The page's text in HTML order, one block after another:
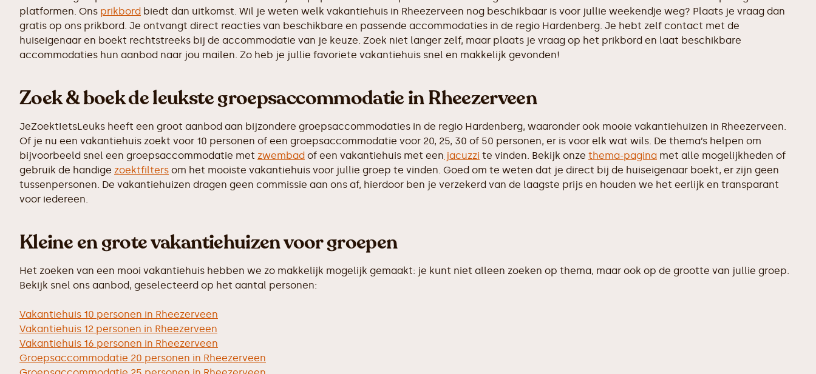
platformen. Ons prikbord biedt dan uitkomst. Wil je weten welk vakantiehuis in Rheezerveen nog beschikbaar is voor jullie weekendje weg? Plaats je vraag dan
gratis op ons prikbord. Je ontvangt direct reacties van beschikbare en passende accommodaties in de regio Hardenberg. Je hebt zelf contact met de
huiseigenaar en boekt rechtstreeks bij de accommodatie van je keuze. Zoek niet langer zelf, maar plaats je vraag op het prikbord en laat beschikbare
accommodaties hun aanbod naar jou mailen. Zo heb je jullie favoriete vakantiehuis snel en makkelijk gevonden!
Zoek & boek de leukste groepsaccommodatie in Rheezerveen
JeZoektIetsLeuks heeft een groot aanbod aan bijzondere groepsaccommodaties in de regio Hardenberg, waaronder ook mooie vakantiehuizen in Rheezerveen.
Of je nu een vakantiehuis zoekt voor 10 personen of een groepsaccommodatie voor 20, 25, 30 of 50 personen, er is voor elk wat wils. De thema’s helpen om
bijvoorbeeld snel een groepsaccommodatie met zwembad of een vakantiehuis met een jacuzzi te vinden. Bekijk onze thema-pagina met alle mogelijkheden of
gebruik de handige zoektfilters om het mooiste vakantiehuis voor jullie groep te vinden. Goed om te weten dat je direct bij de huiseigenaar boekt, er zijn geen
tussenpersonen. De vakantiehuizen dragen geen commissie aan ons af, hierdoor ben je verzekerd van de laagste prijs en houden we het eerlijk en transparant
voor iedereen.
Kleine en grote vakantiehuizen voor groepen
Het zoeken van een mooi vakantiehuis hebben we zo makkelijk mogelijk gemaakt: je kunt niet alleen zoeken op thema, maar ook op de grootte van jullie groep.
Bekijk snel ons aanbod, geselecteerd op het aantal personen:
Vakantiehuis 10 personen in Rheezerveen
Vakantiehuis 12 personen in Rheezerveen
Vakantiehuis 16 personen in Rheezerveen
Groepsaccommodatie 20 personen in Rheezerveen